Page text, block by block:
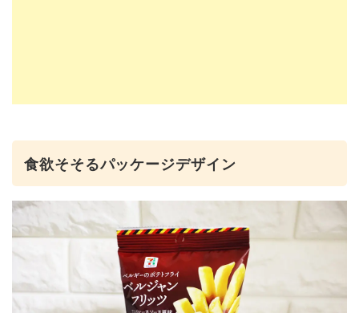
食欲そそるパッケージデザイン